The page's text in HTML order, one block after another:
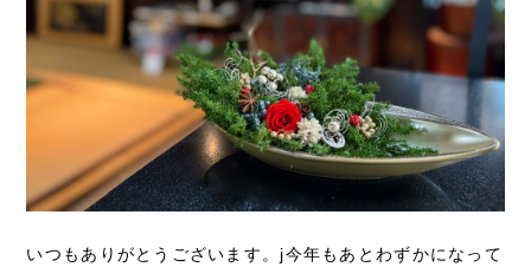
いつもありがとうございます。j今年もあとわずかになって